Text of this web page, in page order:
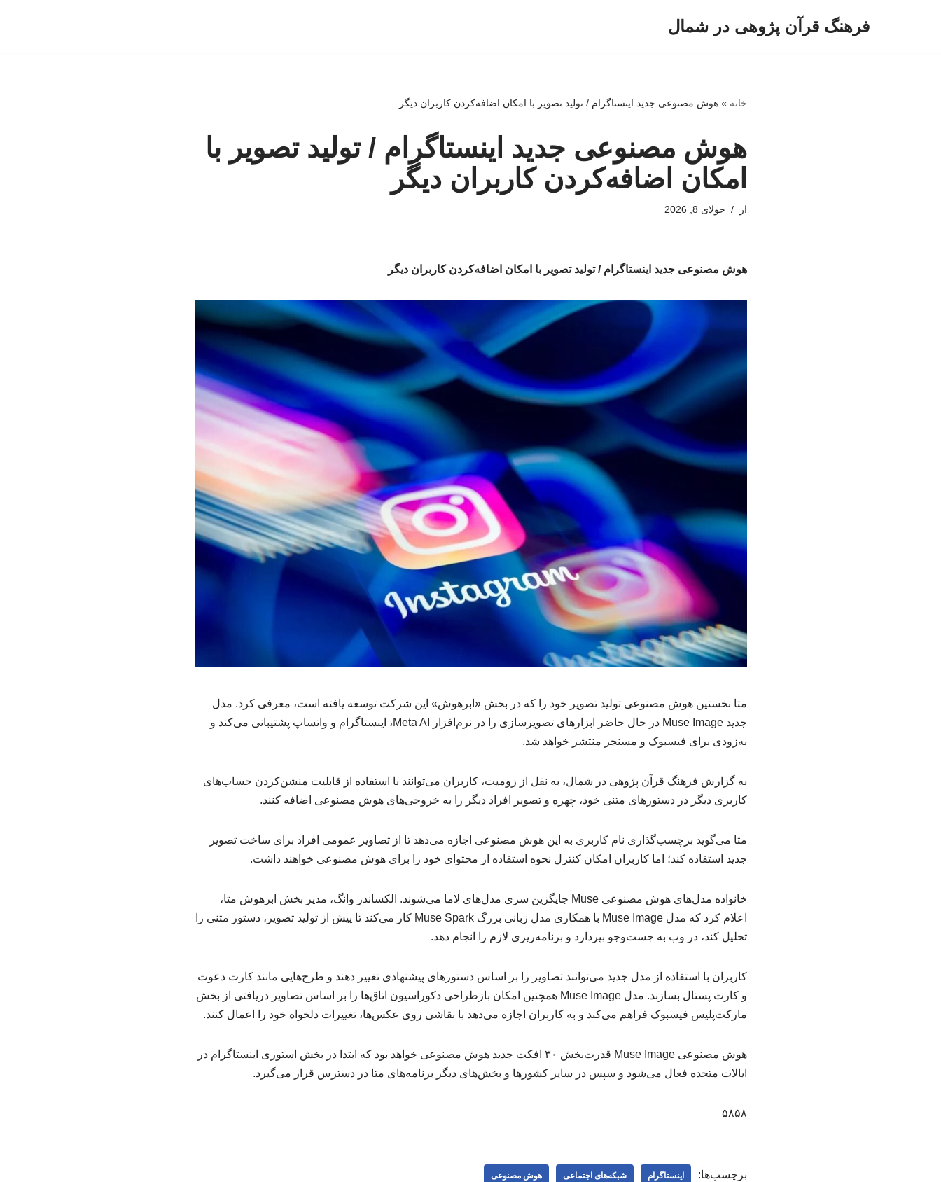
فرهنگ قرآن پژوهی در شمال
خانه »هوش مصنوعی جدید اینستاگرام / تولید تصویر با امکان اضافه‌کردن کاربران دیگر
هوش مصنوعی جدید اینستاگرام / تولید تصویر با
امکان اضافه‌کردن کاربران دیگر
از جولای 8, 2026
هوش مصنوعی جدید اینستاگرام / تولید تصویر با امکان اضافه‌کردن کاربران دیگر
متا نخستین هوش مصنوعی تولید تصویر خود را که در بخش «ابرهوش» این شرکت توسعه یافته است، معرفی کرد. مدل
جدید Muse Image در حال حاضر ابزارهای تصویرسازی را در نرم‌افزار Meta AI، اینستاگرام و واتساپ پشتیبانی می‌کند و
به‌زودی برای فیسبوک و مسنجر منتشر خواهد شد.
به گزارش فرهنگ قرآن پژوهی در شمال، به نقل از زومیت، کاربران می‌توانند با استفاده از قابلیت منشن‌کردن حساب‌های
کاربری دیگر در دستورهای متنی خود، چهره و تصویر افراد دیگر را به خروجی‌های هوش مصنوعی اضافه کنند.
متا می‌گوید برچسب‌گذاری نام کاربری به این هوش مصنوعی اجازه می‌دهد تا از تصاویر عمومی افراد برای ساخت تصویر
جدید استفاده کند؛ اما کاربران امکان کنترل نحوه استفاده از محتوای خود را برای هوش مصنوعی خواهند داشت.
خانواده مدل‌های هوش مصنوعی Muse جایگزین سری مدل‌های لاما می‌شوند. الکساندر وانگ، مدیر بخش ابرهوش متا،
اعلام کرد که مدل Muse Image با همکاری مدل زبانی بزرگ Muse Spark کار می‌کند تا پیش از تولید تصویر، دستور متنی را
تحلیل کند، در وب به جست‌وجو بپردازد و برنامه‌ریزی لازم را انجام دهد.
کاربران با استفاده از مدل جدید می‌توانند تصاویر را بر اساس دستورهای پیشنهادی تغییر دهند و طرح‌هایی مانند کارت دعوت
و کارت پستال بسازند. مدل Muse Image همچنین امکان بازطراحی دکوراسیون اتاق‌ها را بر اساس تصاویر دریافتی از بخش
مارکت‌پلیس فیسبوک فراهم می‌کند و به کاربران اجازه می‌دهد با نقاشی روی عکس‌ها، تغییرات دلخواه خود را اعمال کنند.
هوش مصنوعی Muse Image قدرت‌بخش ۳۰ افکت جدید هوش مصنوعی خواهد بود که ابتدا در بخش استوری اینستاگرام در
ایالات متحده فعال می‌شود و سپس در سایر کشورها و بخش‌های دیگر برنامه‌های متا در دسترس قرار می‌گیرد.
۵۸۵۸
برچسب‌ها: اینستاگرام شبکه‌‌های اجتماعی هوش مصنوعی